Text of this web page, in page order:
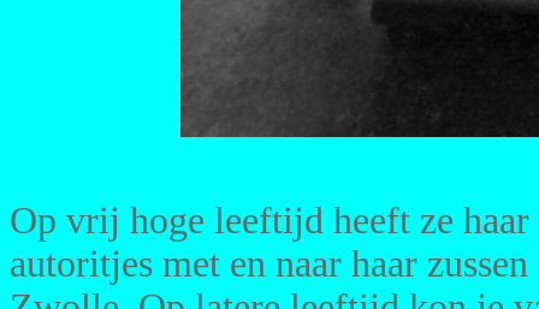
Op vrij hoge leeftijd heeft ze
autoritjes met en naar haar